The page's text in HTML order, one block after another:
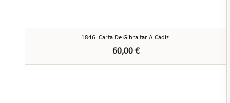
1846. Carta De Gibraltar A Cádiz.
60,00 €